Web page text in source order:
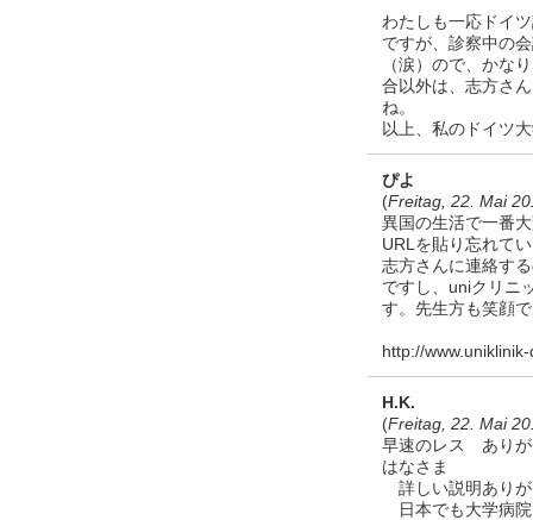
わたしも一応ドイ
ですが、診察中の
（涙）ので、かな
合以外は、志方さ
ね。
以上、私のドイツ
ぴよ
(Freitag, 22. Mai
異国の生活で一番
URLを貼り忘れて
志方さんに連絡す
ですし、uniクリニ
す。先生方も笑顔
http://
H.K.
(Freitag, 22. Mai
早速のレス ありが
はなさま
詳しい説明あり
日本でも大学病